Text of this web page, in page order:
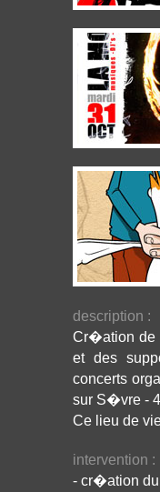
description :
Cr�ation de
et des
concerts
sur S�vre -
Ce lieu de
intervention :
- cr�ation